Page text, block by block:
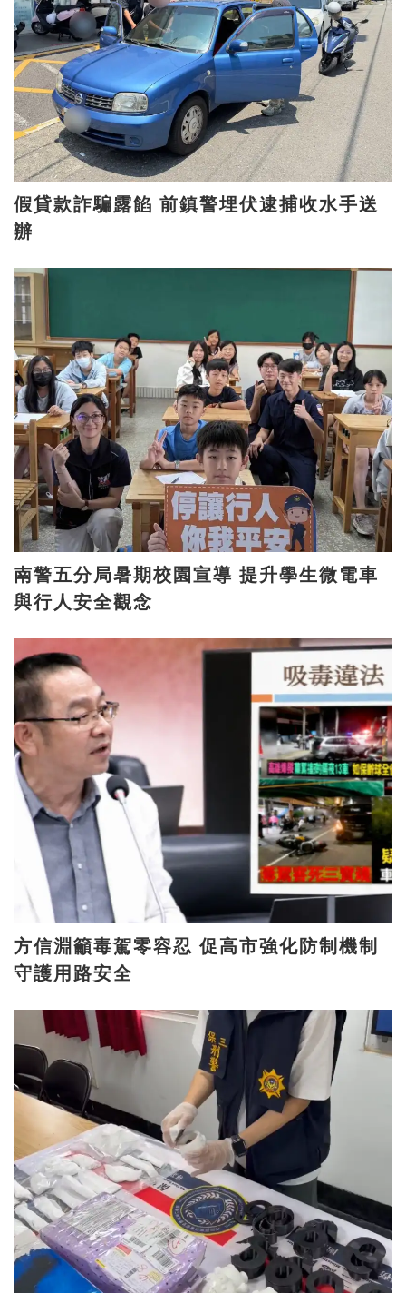
假貸款詐騙露餡 前鎮警埋伏逮捕收水手送
辦
南警五分局暑期校園宣導 提升學生微電車
與行人安全觀念
方信淵籲毒駕零容忍 促高市強化防制機制
守護用路安全